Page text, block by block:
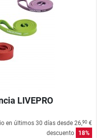
LIVEPRO
en últimos 30 días desde 26,90 €
descuento
18%